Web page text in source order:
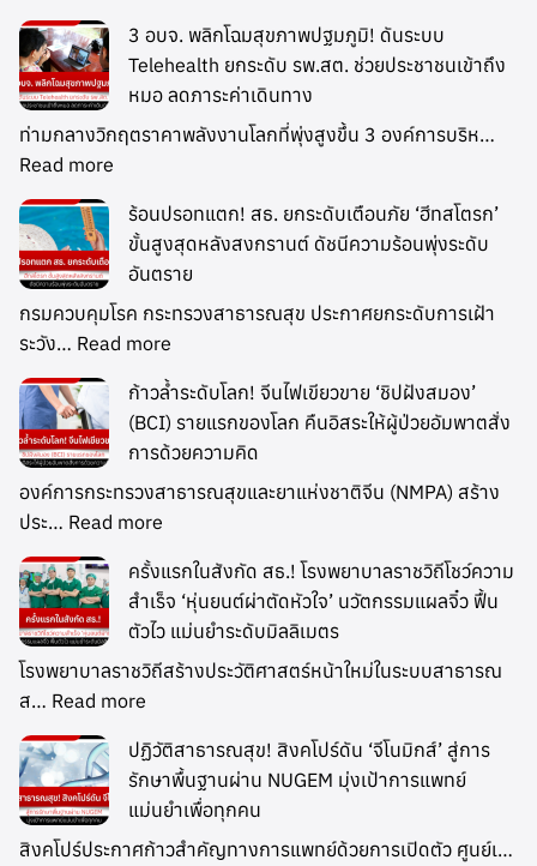
3 อบจ. พลิกโฉมสุขภาพปฐมภูมิ! ดันระบบ
Telehealth ยกระดับ รพ.สต. ช่วยประชาชนเข้าถึง
หมอ ลดภาระค่าเดินทาง
ท่ามกลางวิกฤตราคาพลังงานโลกที่พุ่งสูงขึ้น 3 องค์การบริห…
Read more
ร้อนปรอทแตก! สธ. ยกระดับเตือนภัย ‘ฮีทสโตรก’
ขั้นสูงสุดหลังสงกรานต์ ดัชนีความร้อนพุ่งระดับ
อันตราย
กรมควบคุมโรค กระทรวงสาธารณสุข ประกาศยกระดับการเฝ้า
ระวัง… Read more
ก้าวล้ำระดับโลก! จีนไฟเขียวขาย ‘ชิปฝังสมอง’
(BCI) รายแรกของโลก คืนอิสระให้ผู้ป่วยอัมพาตสั่ง
การด้วยความคิด
องค์การกระทรวงสาธารณสุขและยาแห่งชาติจีน (NMPA) สร้าง
ประ… Read more
ครั้งแรกในสังกัด สธ.! โรงพยาบาลราชวิถีโชว์ความ
สำเร็จ ‘หุ่นยนต์ผ่าตัดหัวใจ’ นวัตกรรมแผลจิ๋ว ฟื้น
ตัวไว แม่นยำระดับมิลลิเมตร
โรงพยาบาลราชวิถีสร้างประวัติศาสตร์หน้าใหม่ในระบบสาธารณ
ส… Read more
ปฏิวัติสาธารณสุข! สิงคโปร์ดัน ‘จีโนมิกส์’ สู่การ
รักษาพื้นฐานผ่าน NUGEM มุ่งเป้าการแพทย์
แม่นยำเพื่อทุกคน
สิงคโปร์ประกาศก้าวสำคัญทางการแพทย์ด้วยการเปิดตัว ศูนย์เ…